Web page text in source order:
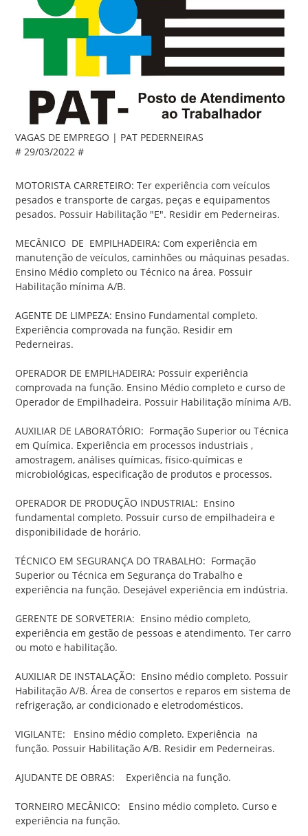
VAGAS DE EMPREGO | PAT PEDERNEIRAS
# 29/03/2022 #
MOTORISTA CARRETEIRO: Ter experiência com veículos
pesados e transporte de cargas, peças e equipamentos
pesados. Possuir Habilitação "E". Residir em Pederneiras.
MECÂNICO  DE  EMPILHADEIRA: Com experiência em
manutenção de veículos, caminhões ou máquinas pesadas.
Ensino Médio completo ou Técnico na área. Possuir
Habilitação mínima A/B.
AGENTE DE LIMPEZA: Ensino Fundamental completo.
Experiência comprovada na função. Residir em
Pederneiras.
OPERADOR DE EMPILHADEIRA: Possuir experiência
comprovada na função. Ensino Médio completo e curso de
Operador de Empilhadeira. Possuir Habilitação mínima A/B.
AUXILIAR DE LABORATÓRIO:  Formação Superior ou Técnica
em Química. Experiência em processos industriais ,
amostragem, análises químicas, físico-químicas e
microbiológicas, especificação de produtos e processos.
OPERADOR DE PRODUÇÃO INDUSTRIAL:  Ensino
fundamental completo. Possuir curso de empilhadeira e
disponibilidade de horário.
TÉCNICO EM SEGURANÇA DO TRABALHO:  Formação
Superior ou Técnica em Segurança do Trabalho e
experiência na função. Desejável experiência em indústria.
GERENTE DE SORVETERIA:  Ensino médio completo,
experiência em gestão de pessoas e atendimento. Ter carro
ou moto e habilitação.
AUXILIAR DE INSTALAÇÃO:  Ensino médio completo. Possuir
Habilitação A/B. Área de consertos e reparos em sistema de
refrigeração, ar condicionado e eletrodomésticos.
VIGILANTE:   Ensino médio completo. Experiência  na
função. Possuir Habilitação A/B. Residir em Pederneiras.
AJUDANTE DE OBRAS:    Experiência na função.
TORNEIRO MECÂNICO:   Ensino médio completo. Curso e
experiência na função.